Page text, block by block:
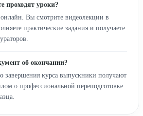
проходят уроки?
Вы смотрите видеолекции в
практические задания и получаете
об окончании?
завершения курса выпускники получают
о профессиональной переподготовке